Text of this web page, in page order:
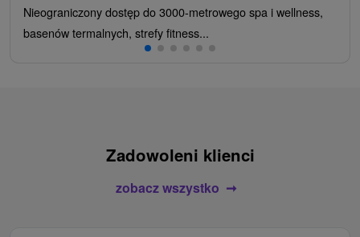
Nieograniczony dostęp do 3000-metrowego spa i wellness,
basenów termalnych, strefy fitness...
Zadowoleni klienci
zobacz wszystko